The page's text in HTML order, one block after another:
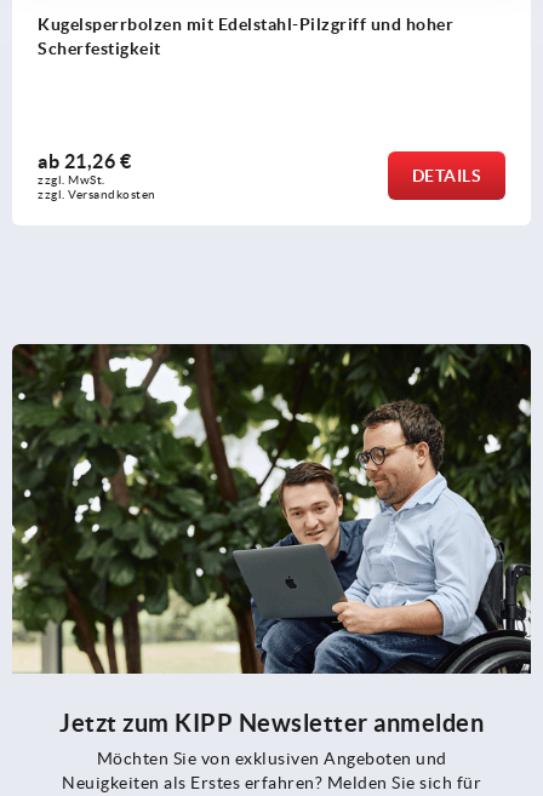
mit Edelstahl-Pilzgriff und hoher
Federnde
zzgl. MwSt.
zzgl. Versandkosten
Jetzt zum KIPP Newsletter anmelden
Möchten Sie von exklusiven Angeboten und
Neuigkeiten als Erstes erfahren? Melden Sie sich für